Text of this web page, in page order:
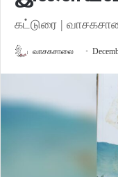
கட்டுரை |
வாசகசாலை